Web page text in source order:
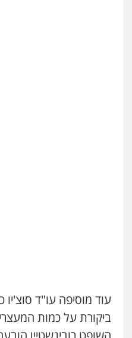
עוד מוסיפה עו"ד סוצ'יו
ביקורת על כמות